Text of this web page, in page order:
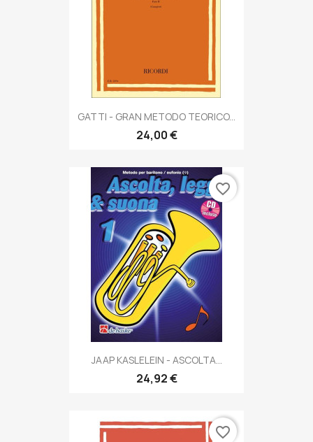
GATTI - GRAN METODO TEORICO...
24,00 €
JAAP KASLELEIN - ASCOLTA...
24,92 €
favorite_border
favorite_border